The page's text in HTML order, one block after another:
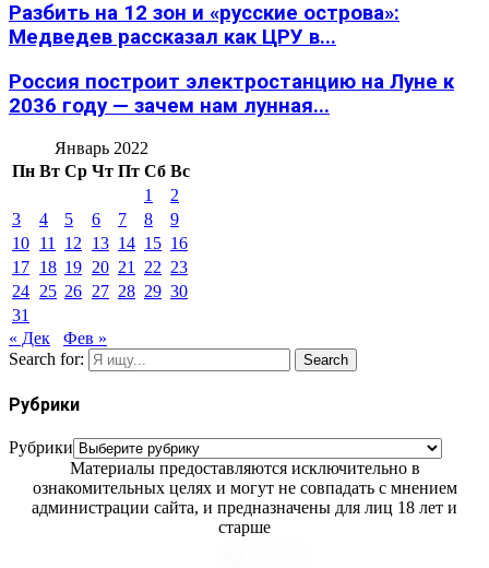
Разбить на 12 зон и «русские острова»:
Медведев рассказал как ЦРУ в...
Россия построит электростанцию на Луне к
2036 году — зачем нам лунная...
Январь 2022
Пн Вт Ср Чт Пт Сб Вс
1
2
3
4 5 6 7 8
9
10 11 12 13 14 15 16
17 18 19 20 21 22 23
24 25 26 27 28 29 30
31
« Дек
Фев »
Search for:
Search
Рубрики
Рубрики
Материалы предоставляются исключительно в
ознакомительных целях и могут не совпадать с мнением
администрации сайта, и предназначены для лиц 18 лет и
старше